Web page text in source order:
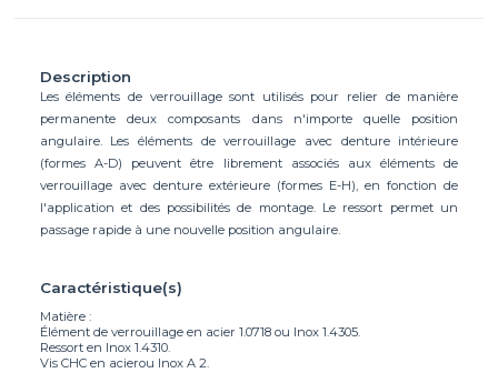
Description
Les éléments de verrouillage sont utilisés pour relier de manière
permanente deux composants dans n'importe quelle position
angulaire. Les éléments de verrouillage avec denture intérieure
(formes A-D) peuvent être librement associés aux éléments de
verrouillage avec denture extérieure (formes E-H), en fonction de
l'application et des possibilités de montage. Le ressort permet un
passage rapide à une nouvelle position angulaire.
Caractéristique(s)
Matière :
Élément de verrouillage en acier 1.0718 ou Inox 1.4305.
Ressort en Inox 1.4310.
Vis CHC en acierou Inox A 2.